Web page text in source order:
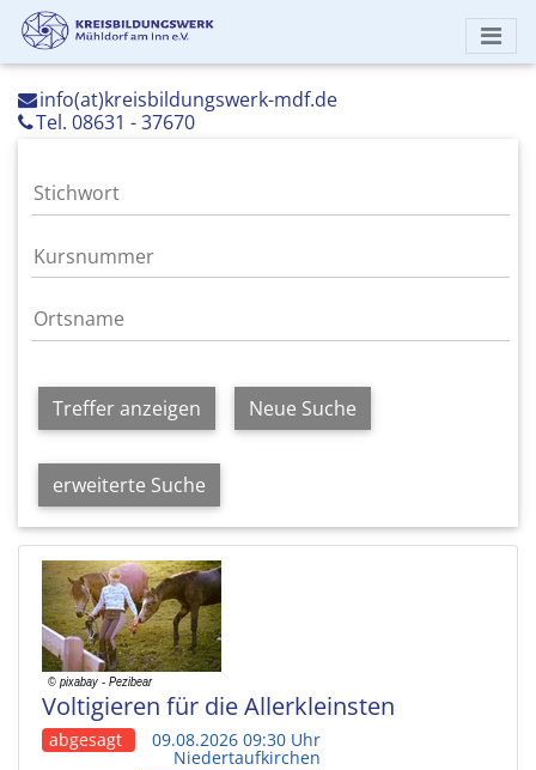
info(at)kreisbildungswerk-mdf.de
Tel. 08631 - 37670
Treffer anzeigen Neue Suche
erweiterte Suche
Voltigieren für die Allerkleinsten
abgesagt 09.08.2026 09:30 Uhr
Niedertaufkirchen